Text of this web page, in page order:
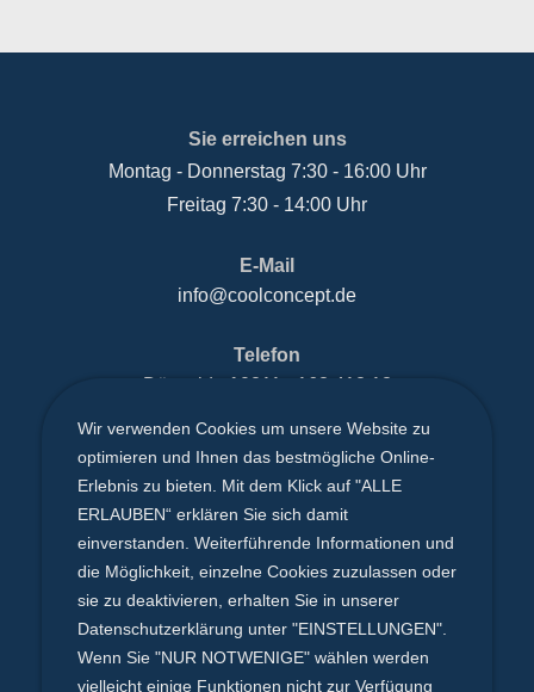
Sie erreichen uns
Montag - Donnerstag 7:30 - 16:00 Uhr
Freitag 7:30 - 14:00 Uhr
E-Mail
info@coolconcept.de
Telefon
Düsseldorf 0211 - 163 412 18
Solingen0212 - 247 52 25
Köln0221 - 20 42 57 68
coolconcept GmbH
Hermesstraße 1 - 42719 Solingen
Wir verwenden Cookies um unsere Website zu
optimieren und Ihnen das bestmögliche Online-
Erlebnis zu bieten. Mit dem Klick auf "ALLE
ERLAUBEN“ erklären Sie sich damit
einverstanden. Weiterführende Informationen und
die Möglichkeit, einzelne Cookies zuzulassen oder
sie zu deaktivieren, erhalten Sie in unserer
Datenschutzerklärung unter "EINSTELLUNGEN".
Wenn Sie "NUR NOTWENIGE" wählen werden
vielleicht einige Funktionen nicht zur Verfügung